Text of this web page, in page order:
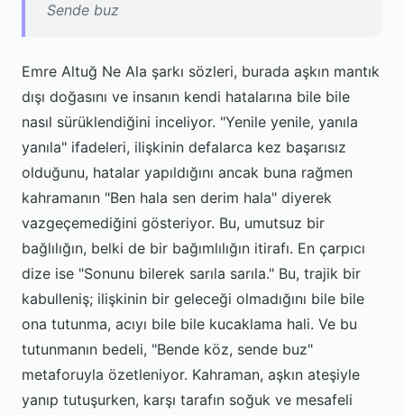
Sende buz
Emre Altuğ Ne Ala şarkı sözleri, burada aşkın mantık
dışı doğasını ve insanın kendi hatalarına bile bile
nasıl sürüklendiğini inceliyor. "Yenile yenile, yanıla
yanıla" ifadeleri, ilişkinin defalarca kez başarısız
olduğunu, hatalar yapıldığını ancak buna rağmen
kahramanın "Ben hala sen derim hala" diyerek
vazgeçemediğini gösteriyor. Bu, umutsuz bir
bağlılığın, belki de bir bağımlılığın itirafı. En çarpıcı
dize ise "Sonunu bilerek sarıla sarıla." Bu, trajik bir
kabulleniş; ilişkinin bir geleceği olmadığını bile bile
ona tutunma, acıyı bile bile kucaklama hali. Ve bu
tutunmanın bedeli, "Bende köz, sende buz"
metaforuyla özetleniyor. Kahraman, aşkın ateşiyle
yanıp tutuşurken, karşı tarafın soğuk ve mesafeli